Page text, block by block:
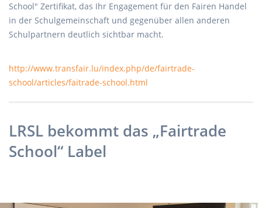
School" Zertifikat, das Ihr Engagement für den Fairen Handel
in der Schulgemeinschaft und gegenüber allen anderen
Schulpartnern deutlich sichtbar macht.
http://www.transfair.lu/index.php/de/fairtrade-
school/articles/faitrade-school.html
LRSL bekommt das „Fairtrade
School“ Label